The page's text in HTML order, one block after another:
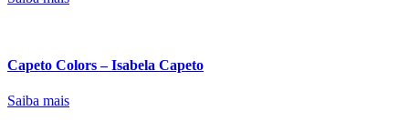
Capeto Colors – Isabela Capeto
Saiba mais